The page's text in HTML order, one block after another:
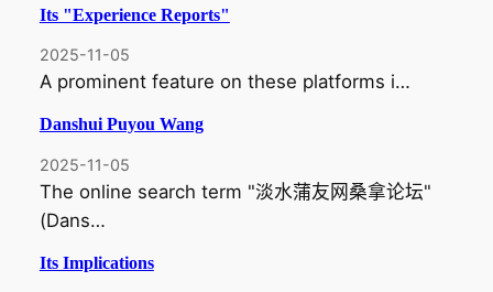
Its "Experience Reports"
2025-11-05
A prominent feature on these platforms i…
Danshui Puyou Wang
2025-11-05
The online search term "淡水蒲友网桑拿论坛"
(Dans…
Its Implications